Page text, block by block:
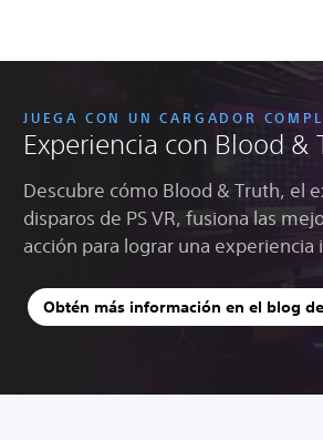
JUEGA CON UN CARGADOR
Experiencia con Blood &
Descubre cómo Blood & Truth, el
disparos de PS VR, fusiona las
acción para lograr una experiencia
Obtén más información en el blog